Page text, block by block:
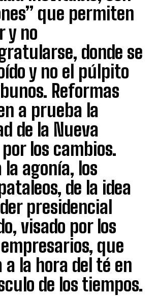
que permiten
y no
donde se
y no el púlpito
Reformas
a prueba la
de la Nueva
los cambios.
la agonía, los
de la idea
presidencial
visado por los
que
a la hora del té en
de los tiempos.